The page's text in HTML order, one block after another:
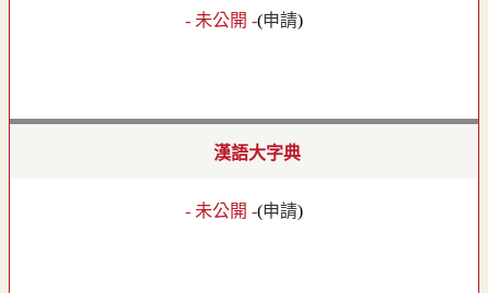
- 未公開 -(申請)
漢語大字典
- 未公開 -(申請)